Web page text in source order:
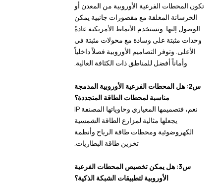
تكون المحطات الفرعية الأوروبية من المعدن أو
الخرسانة المغلقة مع مقصورات جانبية يمكن
الوصول إليها. وتستخدم الأنماط الأمريكية عادةً
وحدات مثبتة على وسادة مع محولات مثبتة في
الأعلى. وتوفر التصاميم الأوروبية فصلاً داخلياً
وأماناً أفضل للمناطق ذات الكثافة العالية.
س2: هل المحطات الفرعية الأوروبية المدمجة
مناسبة لمحطات الطاقة المتجددة؟
نعم، فتصميمها المعياري وحاوياتها المصنفة IP
يجعلها مثالية لمزارع الطاقة الشمسية
الكهروضوئية ومحطات طاقة الرياح وأنظمة
تخزين طاقة البطاريات.
س3: هل يمكن تخصيص المحطات الفرعية
الأوروبية لتطبيقات الشبكة الذكية؟